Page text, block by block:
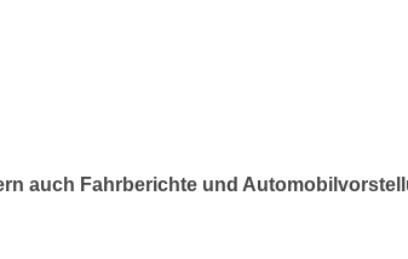
auch Fahrberichte und